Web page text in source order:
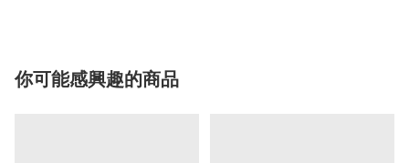
你可能感興趣的商品